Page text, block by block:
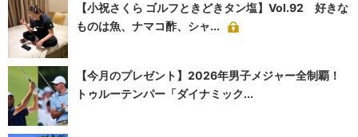
【小祝さくら ゴルフときどきタン塩】Vol.92 好きな
ものは魚、ナマコ酢、シャ...
【今月のプレゼント】2026年男子メジャー全制覇！
トゥルーテンパー「ダイナミック...